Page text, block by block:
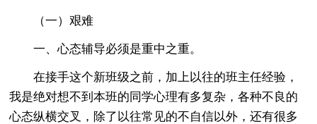
（一）艰难
一、心态辅导必须是重中之重。
在接手这个新班级之前，加上以往的班主任经验，
我是绝对想不到本班的同学心理有多复杂，各种不良的
心态纵横交叉，除了以往常见的不自信以外，还有很多